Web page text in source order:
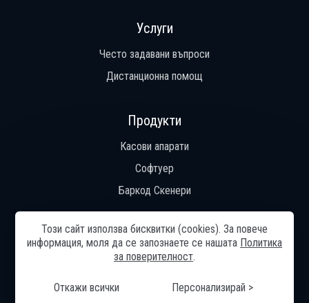
Услуги
Често задавани въпроси
Дистанционна помощ
Продукти
Касови апарати
Софтуер
Баркод Скенери
© 2024—2026 „Ди Джи Технолоджи“ ЕООД
Общи условия Начало Общи условия
Често задавани
Контакти Реализирани проекти
Управление на бисквитките
Карта на сайта
Този сайт използва бисквитки (cookies). За повече
информация, моля да се запознаете се нашaтa Политика
за поверителност.
Откажи всички Персонализирай >